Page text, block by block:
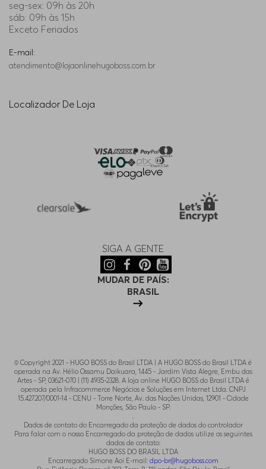
seg-sex: 09h às 20h
sáb: 09h às 15h
Exceto Feriados
E-mail:
atendimento@lojaonlinehugoboss.com.br
Localizador De Loja
SIGA A GENTE
MUDAR DE PAÍS:
BRASIL
© Copyright 2021 - HUGO BOSS do Brasil LTDA | A HUGO BOSS do Brasil LTDA é
operada na Av. Hélio Ossamu Daikuara, 1445 - Jardim Vista Alegre, Embu das
Artes - SP, 03621-070 | (11) 4935-2328. A loja online HUGO BOSS do Brasil LTDA é
operada pela Infracommerce Negócios e Soluções em Internet Ltda. CNPJ
15.427.207/0001-14 - CENU - Torre Norte, Av. das Nações Unidas, 12901 - Cidade
Monções, São Paulo - SP.
.
Dados de contato do Encarregado da proteção de dados do controlador
Para falar com o nosso Encarregado da proteção de dados utilize os seguintes
dados de contato:
HUGO BOSS DO BRASIL LTDA
Encarregado Simone Aoi E-mail: dpo-br@hugoboss.com